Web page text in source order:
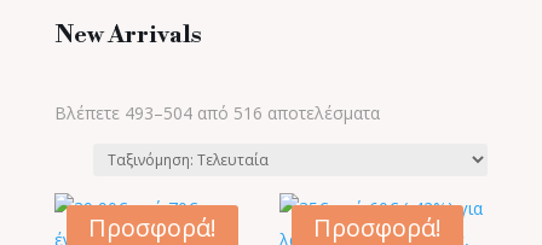
New Arrivals
Βλέπετε 493–504 από 516 αποτελέσματαSorted
Προσφορά! Προσφορά!